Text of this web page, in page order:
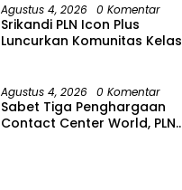
Agustus 4, 2026 0 Komentar
Srikandi PLN Icon Plus
Luncurkan Komunitas Kelas
Agustus 4, 2026 0 Komentar
Sabet Tiga Penghargaan
Contact Center World, PLN